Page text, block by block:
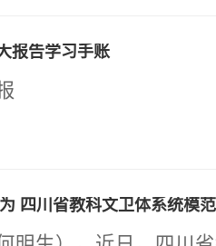
选举产生新一届中央
十九届中央委员会报
会工作报告的决议、
全国各族
报告学习手账
四川省教科文卫体系统模